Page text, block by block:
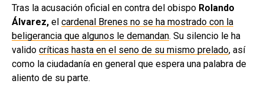
Tras la acusación oficial en contra del obispo Rolando
Álvarez, el cardenal Brenes no se ha mostrado con la
beligerancia que algunos le demandan. Su silencio le ha
valido críticas hasta en el seno de su mismo prelado, así
como la ciudadanía en general que espera una palabra de
aliento de su parte.